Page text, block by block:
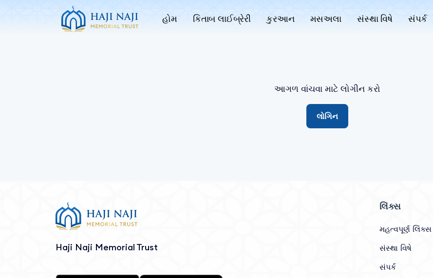
હોમ કિતાબ લાઈબ્રેરી કુરઆન મસઅલા સંસ્થા વિષે સંપર્ક
આગળ વાંચવા માટે લોગીન કરો
લોગિન
Haji Naji Memorial Trust
લિંક્સ
મહત્વપૂર્ણ લિંક્સ
સંસ્થા વિષે
સંપર્ક